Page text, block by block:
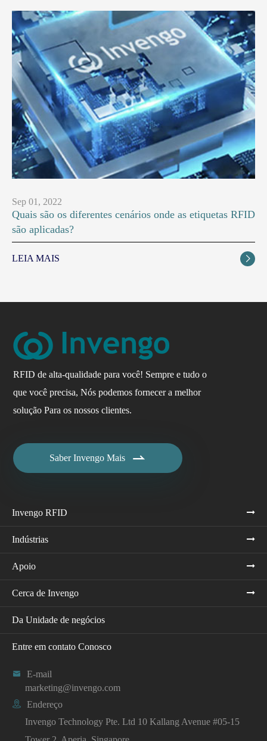
Sep 01, 2022
Quais são os diferentes cenários onde as etiquetas RFID
são aplicadas?
LEIA MAIS 
RFID de alta-qualidade para você! Sempre e tudo o
que você precisa, Nós podemos fornecer a melhor
solução Para os nossos clientes.
Saber Invengo Mais 
Invengo RFID
Indústrias
Apoio
Cerca de Invengo
Da Unidade de negócios
Entre em contato Conosco

E-mail
marketing@invengo.com

Endereço
Invengo Technology Pte. Ltd 10 Kallang Avenue #05-15